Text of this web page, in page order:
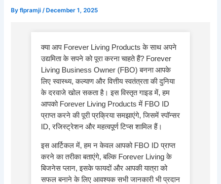
Byflpramji/ December 1, 2025
क्या आप Forever Living Products के साथ अपने
उद्यमिता के सपने को पूरा करना चाहते हैं? Forever
Living Business Owner (FBO) बनना आपके
लिए स्वास्थ्य, कल्याण और वित्तीय स्वतंत्रता की दुनिया
के दरवाजे खोल सकता है। इस विस्तृत गाइड में, हम
आपको Forever Living Products में FBO ID
प्राप्त करने की पूरी प्रक्रिया समझाएंगे, जिसमें स्पॉन्सर
ID, रजिस्ट्रेशन और महत्वपूर्ण टिप्स शामिल हैं।
इस आर्टिकल में, हम न केवल आपको FBO ID प्राप्त
करने का तरीका बताएंगे, बल्कि Forever Living के
बिजनेस प्लान, इसके फायदों और आपकी यात्रा को
सफल बनाने के लिए आवश्यक सभी जानकारी भी प्रदान